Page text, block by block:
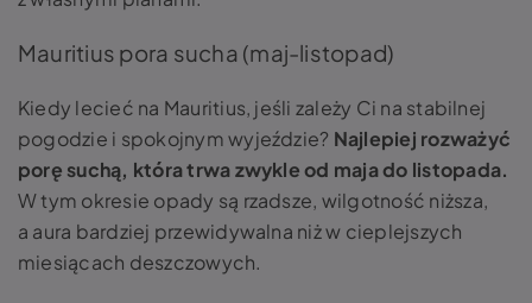
Mauritius pora sucha (maj-listopad)
Kiedy lecieć na Mauritius, jeśli zależy Ci na stabilnej
pogodzie i spokojnym wyjeździe? Najlepiej rozważyć
porę suchą, która trwa zwykle od maja do listopada.
W tym okresie opady są rzadsze, wilgotność niższa,
a aura bardziej przewidywalna niż w cieplejszych
miesiącach deszczowych.